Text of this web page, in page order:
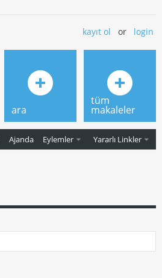
kayıt ol or login
Ajanda Eylemler Yararlı Linkler
ara
tüm
makaleler